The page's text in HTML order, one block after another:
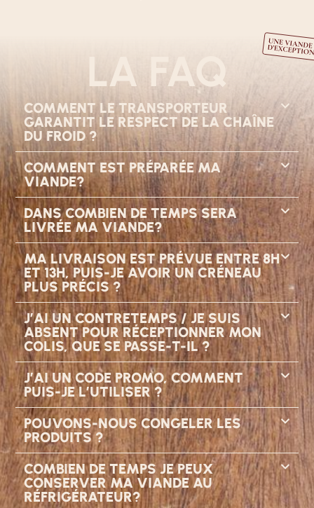
LA FAQ
COMMENT LE TRANSPORTEUR
GARANTIT LE RESPECT DE LA CHAÎNE
DU FROID ?
COMMENT EST PRÉPARÉE MA
VIANDE?
DANS COMBIEN DE TEMPS SERA
LIVRÉE MA VIANDE?
MA LIVRAISON EST PRÉVUE ENTRE 8H
ET 13H, PUIS-JE AVOIR UN CRÉNEAU
PLUS PRÉCIS ?
J’AI UN CONTRETEMPS / JE SUIS
ABSENT POUR RÉCEPTIONNER MON
COLIS, QUE SE PASSE-T-IL ?
J’AI UN CODE PROMO, COMMENT
PUIS-JE L’UTILISER ?
POUVONS-NOUS CONGELER LES
PRODUITS ?
COMBIEN DE TEMPS JE PEUX
CONSERVER MA VIANDE AU
RÉFRIGÉRATEUR?